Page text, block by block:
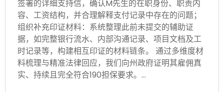
签署的详细支持信，确认M先生的在职身份、职责内
容、工资结构，并合理解释支付记录中存在的问题；
组织补充印证材料：系统整理此前未提交的辅助证
据，如完整银行流水、内部沟通记录、项目文档及工
时记录等，构建相互印证的材料链条。 通过多维度材
料梳理与精准法律回应，我们向州政府证明其雇佣真
实、持续且完全符合190担保要求。…